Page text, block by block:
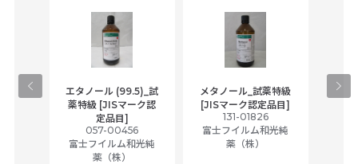
エタノール (99.5)_試
薬特級 [JISマーク認
定品目]
057-00456
富士フイルム和光純
薬（株）
メタノール_試薬特級
[JISマーク認定品目]
131-01826
富士フイルム和光純
薬（株）
ア